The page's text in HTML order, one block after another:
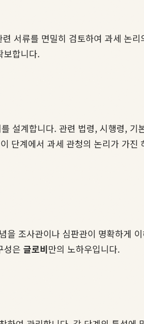
서류를 면밀히 검토하여 과세 논
보합니다.
설계합니다. 관련 법령, 시행령, 기
단계에서 과세 관청의 논리가 가진
조사관이나 심판관이 명확하게
성은 글로비만의 노하우입니다.